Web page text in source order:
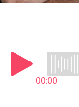
00:00